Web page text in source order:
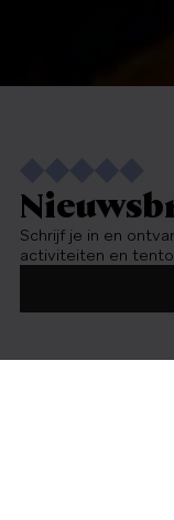
Schrijf je in en
activiteiten en